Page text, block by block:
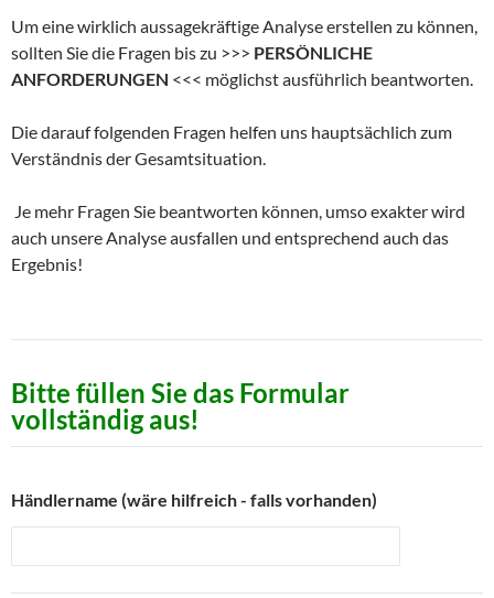
Um eine wirklich aussagekräftige Analyse erstellen zu können,
sollten Sie die Fragen bis zu >>> PERSÖNLICHE
ANFORDERUNGEN <<< möglichst ausführlich beantworten.
Die darauf folgenden Fragen helfen uns hauptsächlich zum
Verständnis der Gesamtsituation.
Je mehr Fragen Sie beantworten können, umso exakter wird
auch unsere Analyse ausfallen und entsprechend auch das
Ergebnis!
Bitte füllen Sie das Formular
vollständig aus!
Händlername (wäre hilfreich - falls vorhanden)